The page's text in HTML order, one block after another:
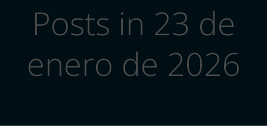
Posts in 23 de
enero de 2026